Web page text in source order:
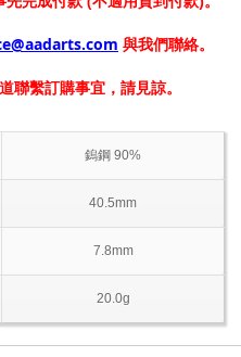
與我們聯絡。
聯繫訂購事宜，請見諒。
鎢鋼 90%
40.5mm
7.8mm
20.0g